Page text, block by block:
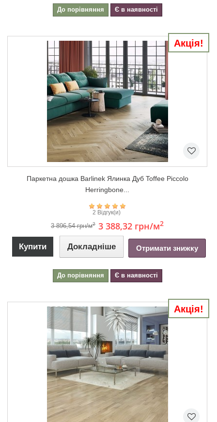
До порівняння Є в наявності
Акція!
Паркетна дошка Barlinek Ялинка Дуб Toffee Piccolo
Herringbone...
2 Відгук(и)
3 896,54 грн/м2 3 388,32 грн/м2
Купити Докладніше Отримати знижку
До порівняння Є в наявності
Акція!